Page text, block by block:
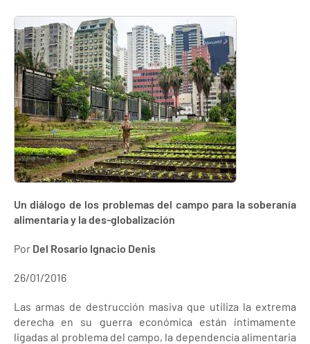
Un diálogo de los problemas del campo para la soberanía
alimentaria y la des-globalización
Por Del Rosario Ignacio Denis
26/01/2016
Las armas de destrucción masiva que utiliza la extrema
derecha en su guerra económica están íntimamente
ligadas al problema del campo, la dependencia alimentaria